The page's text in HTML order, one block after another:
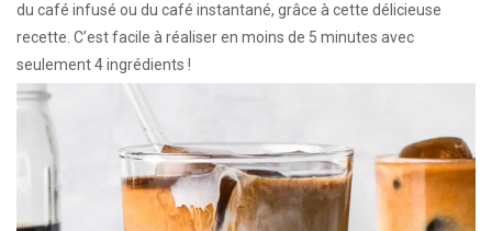
du café infusé ou du café instantané, grâce à cette délicieuse
recette. C’est facile à réaliser en moins de 5 minutes avec
seulement 4 ingrédients !